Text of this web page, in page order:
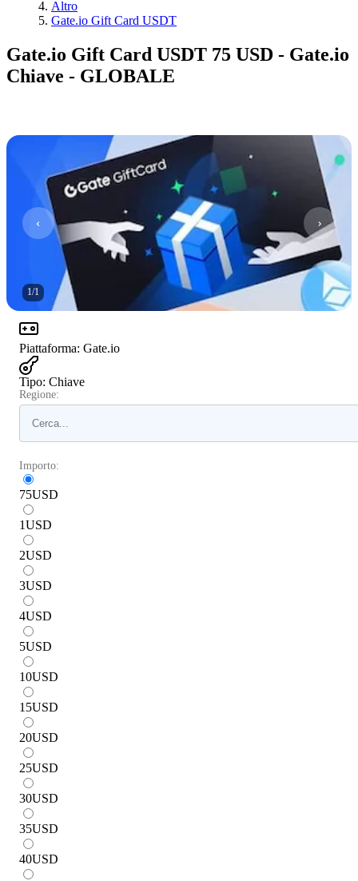
Altro
Gate.io Gift Card USDT
Gate.io Gift Card USDT 75 USD - Gate.io
Chiave - GLOBALE
1/1
Piattaforma: Gate.io
Tipo: Chiave
Regione:
Importo:
75USD
1USD
2USD
3USD
4USD
5USD
10USD
15USD
20USD
25USD
30USD
35USD
40USD